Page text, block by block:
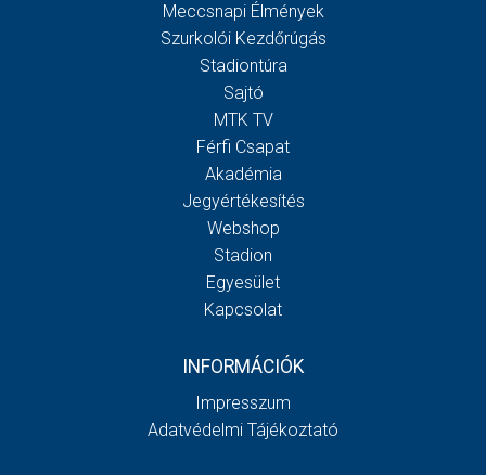
Meccsnapi Élmények
Szurkolói Kezdőrúgás
Stadiontúra
Sajtó
MTK TV
Férfi Csapat
Akadémia
Jegyértékesítés
Webshop
Stadion
Egyesület
Kapcsolat
INFORMÁCIÓK
Impresszum
Adatvédelmi Tájékoztató